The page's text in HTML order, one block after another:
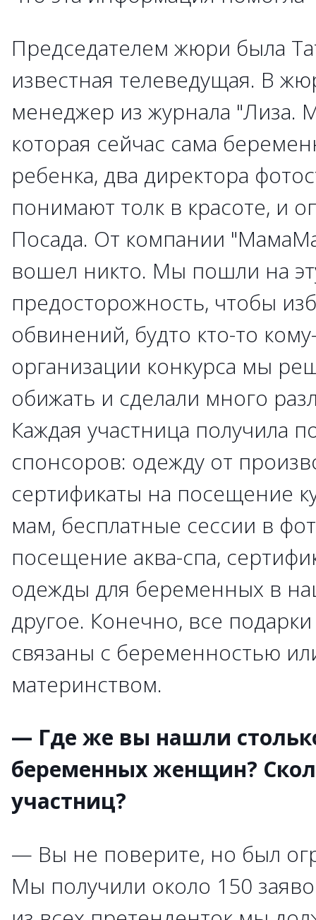
Председателем жюри была
известная телеведущая. В
менеджер из журнала "Лиза.
которая сейчас сама
ребенка, два директора
понимают толк в красоте, и
Посада. От компании
вошел никто. Мы пошли на
предосторожность, чтобы
обвинений, будто кто-то
организации конкурса мы
обижать и сделали много
Каждая участница получила
спонсоров: одежду от
сертификаты на посещение
мам, бесплатные сессии в
посещение аква-спа,
одежды для беременных в
другое. Конечно, все
связаны с беременностью
материнством.
— Где же вы нашли
беременных женщин?
участниц?
— Вы не поверите, но был
Мы получили около 150